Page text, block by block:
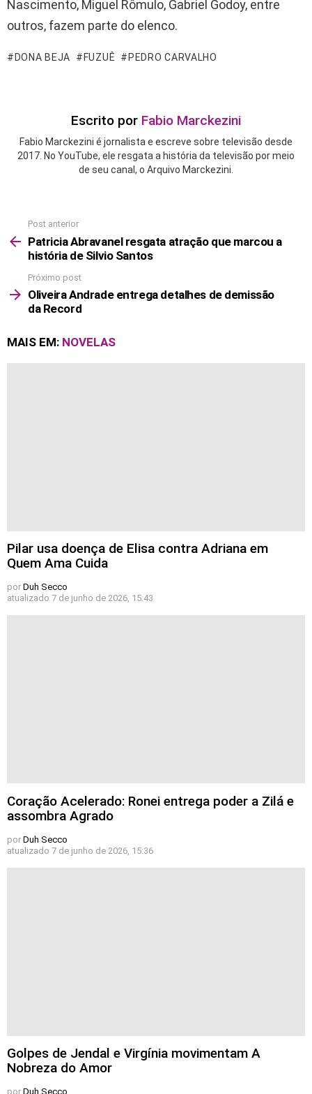
Nascimento, Miguel Rômulo, Gabriel Godoy, entre
outros, fazem parte do elenco.
DONA BEJA FUZUÊ PEDRO CARVALHO
Escrito por Fabio Marckezini
Fabio Marckezini é jornalista e escreve sobre televisão desde
2017. No YouTube, ele resgata a história da televisão por meio
de seu canal, o Arquivo Marckezini.
more
Post anterior
Patricia Abravanel resgata atração que marcou a
história de Silvio Santos
Próximo post
Oliveira Andrade entrega detalhes de demissão
da Record
MAIS EM: NOVELAS
Pilar usa doença de Elisa contra Adriana em
Quem Ama Cuida
por Duh Secco
atualizado 7 de junho de 2026, 15:43
Coração Acelerado: Ronei entrega poder a Zilá e
assombra Agrado
por Duh Secco
atualizado 7 de junho de 2026, 15:36
Golpes de Jendal e Virgínia movimentam A
Nobreza do Amor
por Duh Secco